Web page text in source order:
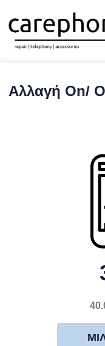
Αλλαγή On/